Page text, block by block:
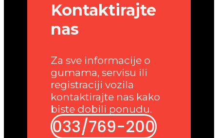
Kontaktirajte
nas
Za sve informacije o
gumama, servisu ili
registraciji vozila
kontaktirajte nas kako
biste dobili ponudu.
033/769-200